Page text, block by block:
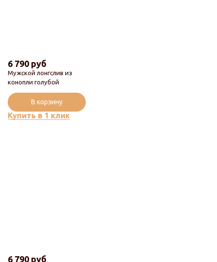
Мужской лонгслив из
конопли голубой
6 790 руб
Купить в 1 клик
В корзину
6 790 руб